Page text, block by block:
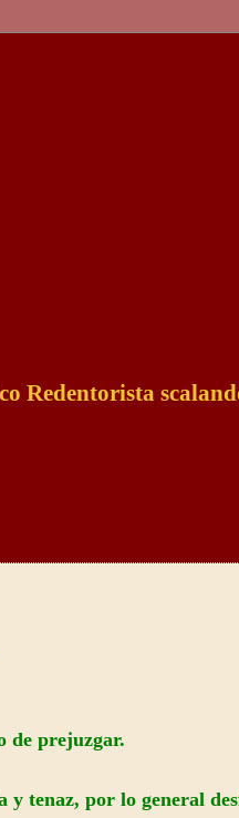
Redentorista
de prejuzgar.
y tenaz, por lo general